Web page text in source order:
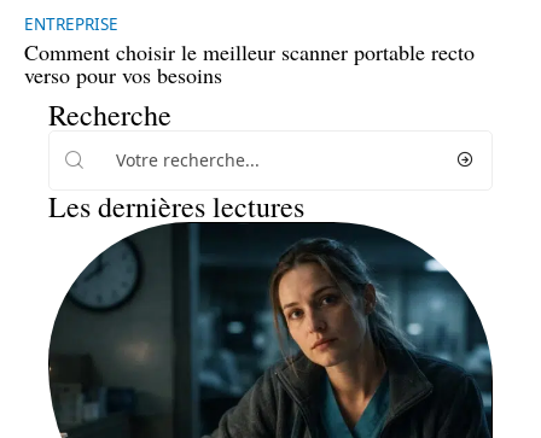
ENTREPRISE
Comment choisir le meilleur scanner portable recto
verso pour vos besoins
Recherche
Les dernières lectures